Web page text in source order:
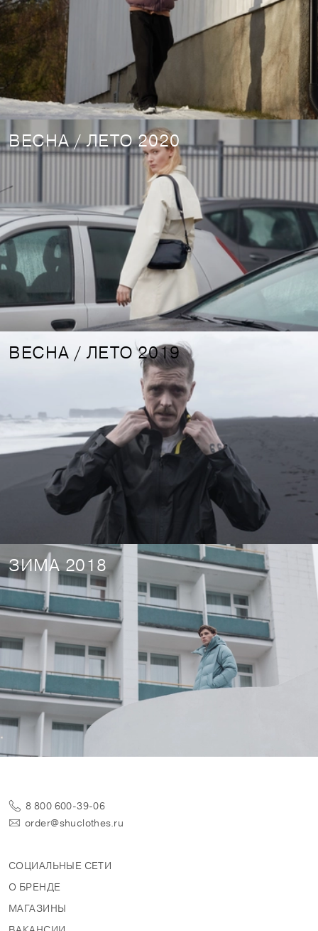
ВЕСНА / ЛЕТО 2020
ВЕСНА / ЛЕТО 2019
ЗИМА 2018
8 800 600-39-06
order@shuclothes.ru
СОЦИАЛЬНЫЕ СЕТИ
О БРЕНДЕ
МАГАЗИНЫ